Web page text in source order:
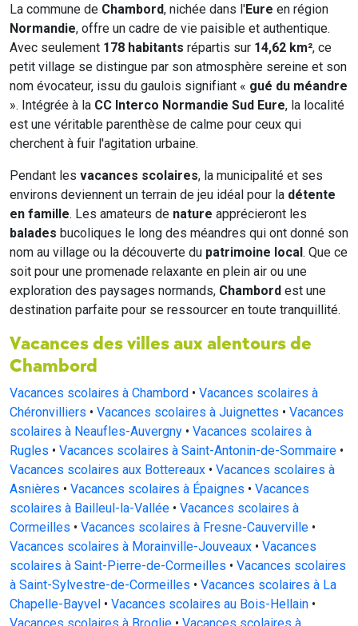
La commune de Chambord, nichée dans l'Eure en région
Normandie, offre un cadre de vie paisible et authentique.
Avec seulement 178 habitants répartis sur 14,62 km², ce
petit village se distingue par son atmosphère sereine et son
nom évocateur, issu du gaulois signifiant « gué du méandre
». Intégrée à la CC Interco Normandie Sud Eure, la localité
est une véritable parenthèse de calme pour ceux qui
cherchent à fuir l'agitation urbaine.
Pendant les vacances scolaires, la municipalité et ses
environs deviennent un terrain de jeu idéal pour la détente
en famille. Les amateurs de nature apprécieront les
balades bucoliques le long des méandres qui ont donné son
nom au village ou la découverte du patrimoine local. Que ce
soit pour une promenade relaxante en plein air ou une
exploration des paysages normands, Chambord est une
destination parfaite pour se ressourcer en toute tranquillité.
Vacances des villes aux alentours de
Chambord
Vacances scolaires à Chambord • Vacances scolaires à
Chéronvilliers • Vacances scolaires à Juignettes • Vacances
scolaires à Neaufles-Auvergny • Vacances scolaires à
Rugles • Vacances scolaires à Saint-Antonin-de-Sommaire •
Vacances scolaires aux Bottereaux • Vacances scolaires à
Asnières • Vacances scolaires à Épaignes • Vacances
scolaires à Bailleul-la-Vallée • Vacances scolaires à
Cormeilles • Vacances scolaires à Fresne-Cauverville •
Vacances scolaires à Morainville-Jouveaux • Vacances
scolaires à Saint-Pierre-de-Cormeilles • Vacances scolaires
à Saint-Sylvestre-de-Cormeilles • Vacances scolaires à La
Chapelle-Bayvel • Vacances scolaires au Bois-Hellain •